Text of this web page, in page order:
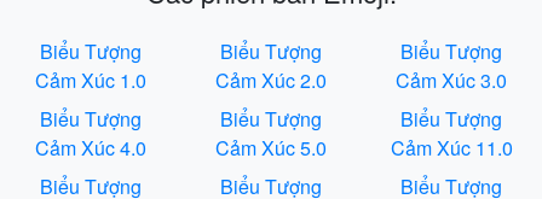
Biểu Tượng
Cảm Xúc 1.0
Biểu Tượng
Cảm Xúc 2.0
Biểu Tượng
Cảm Xúc 3.0
Biểu Tượng
Cảm Xúc 4.0
Biểu Tượng
Cảm Xúc 5.0
Biểu Tượng
Cảm Xúc 11.0
Biểu Tượng
Biểu Tượng Biểu Tượng